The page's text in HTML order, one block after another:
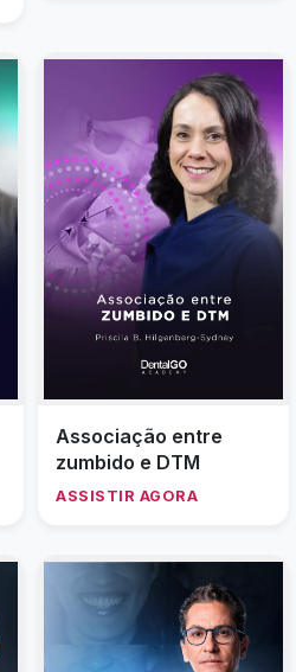
Associação entre
zumbido e DTM
ASSISTIR AGORA